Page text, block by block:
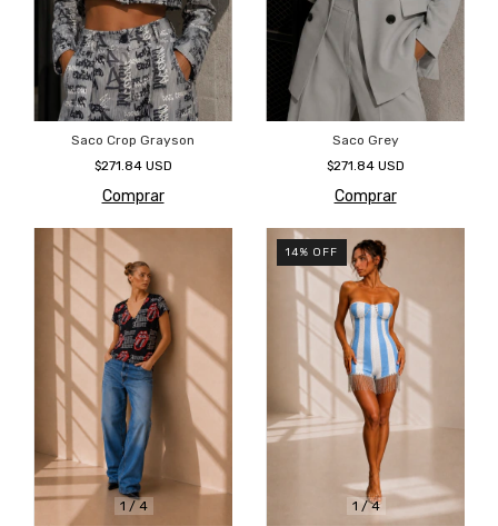
Saco Crop Grayson
$271.84 USD
Comprar
Saco Grey
$271.84 USD
Comprar
1 / 4 1 /4
14% OFF